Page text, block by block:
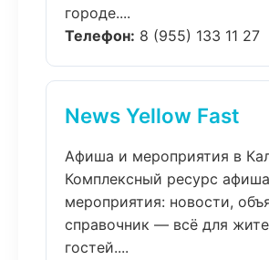
городе....
Телефон: 8 (955) 133 11 27
News Yellow Fast
Афиша и мероприятия в
Комплексный ресурс
мероприятия: новости,
справочник — всё для
гостей....